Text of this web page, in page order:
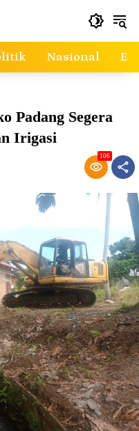
Nasional
Padang Segera
Irigasi
106